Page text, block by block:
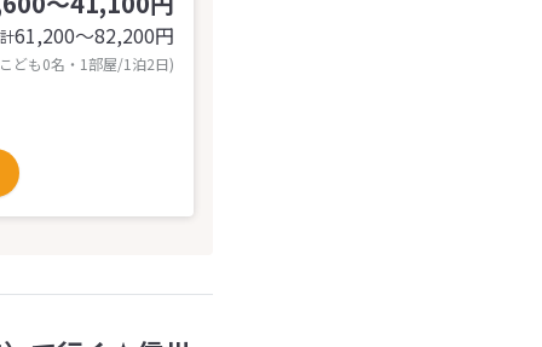
61,200〜82,200円
ども0名・1部屋/1泊2日)